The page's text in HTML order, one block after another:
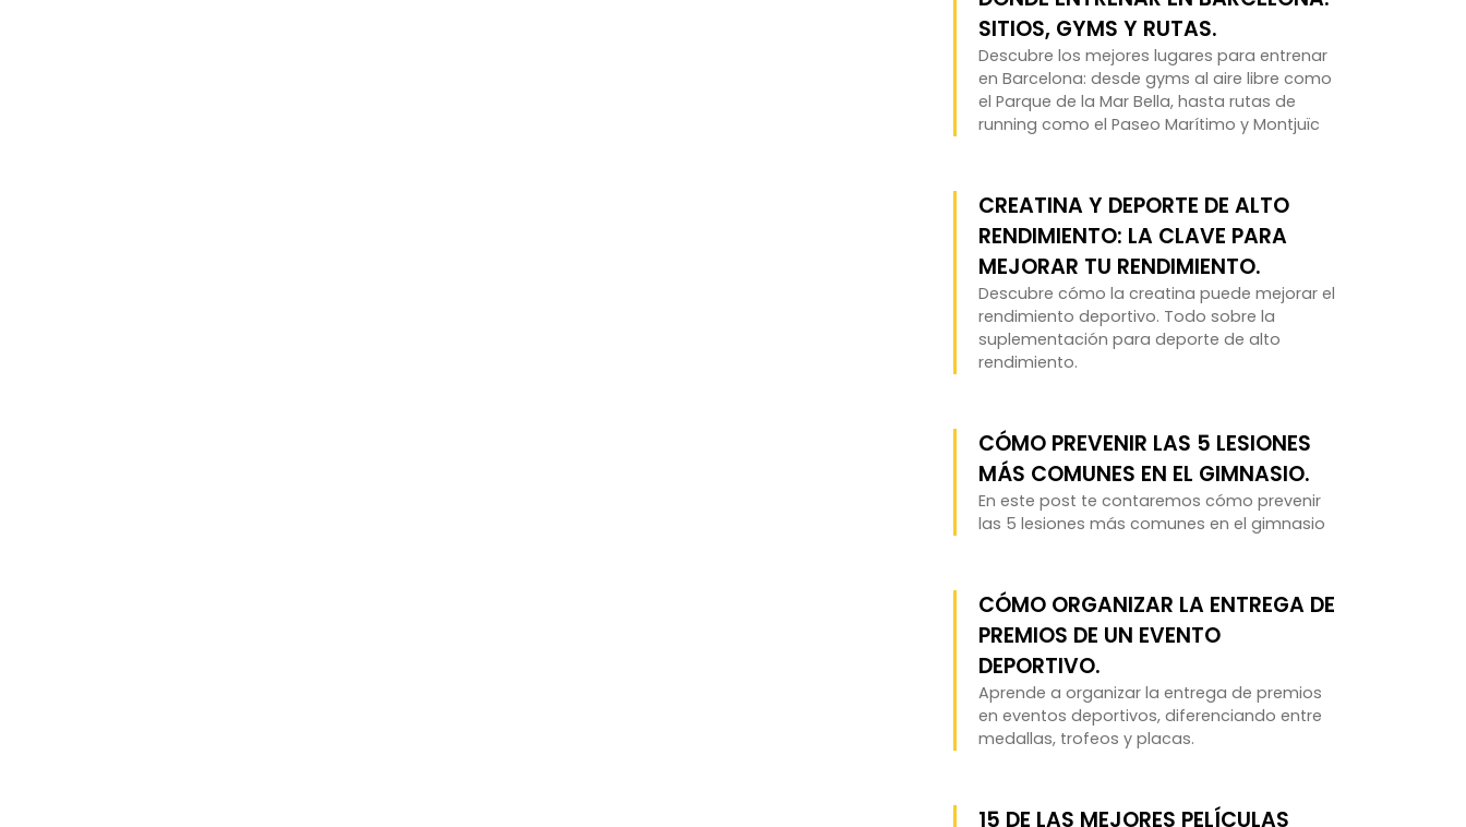
SITIOS, GYMS Y RUTAS.
Descubre los mejores lugares para entrenar
en Barcelona: desde gyms al aire libre como
el Parque de la Mar Bella, hasta rutas de
running como el Paseo Marítimo y Montjuïc
CREATINA Y DEPORTE DE ALTO
RENDIMIENTO: LA CLAVE PARA
MEJORAR TU RENDIMIENTO.
Descubre cómo la creatina puede mejorar el
rendimiento deportivo. Todo sobre la
suplementación para deporte de alto
rendimiento.
CÓMO PREVENIR LAS 5 LESIONES
MÁS COMUNES EN EL GIMNASIO.
En este post te contaremos cómo prevenir
las 5 lesiones más comunes en el gimnasio
CÓMO ORGANIZAR LA ENTREGA DE
PREMIOS DE UN EVENTO
DEPORTIVO.
Aprende a organizar la entrega de premios
en eventos deportivos, diferenciando entre
medallas, trofeos y placas.
15 DE LAS MEJORES PELÍCULAS